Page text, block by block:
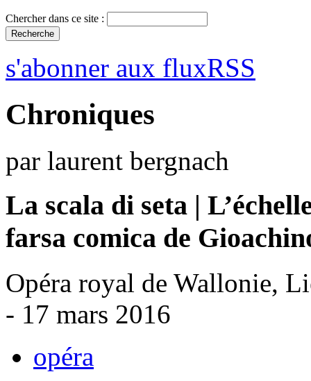
Chercher dans ce site :
s'abonner aux fluxRSS
Chroniques
par laurent bergnach
La scala di seta |
farsa comica de
Opéra royal de Wallonie,
- 17 mars 2016
opéra